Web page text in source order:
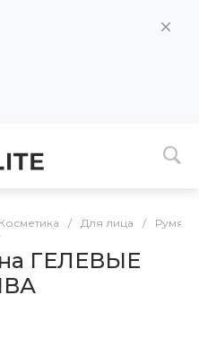
Косметика / Для лица /
ГЕЛЕВЫЕ